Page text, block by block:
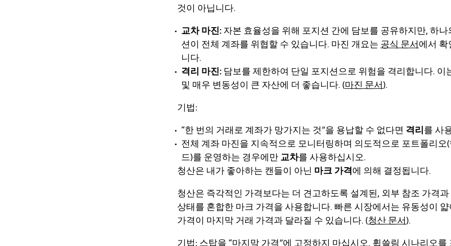
것이 아닙니다.
교차 마진: 자본 효율성을 위해 포지션 간에 담보를 공유하지만, 하나
션이 전체 계좌를 위협할 수 있습니다. 마진 개요는 공식 문서에서 확
니다.
격리 마진: 담보를 제한하여 단일 포지션으로 위험을 격리합니다. 이
및 매우 변동성이 큰 자산에 더 좋습니다. (마진 문서).
기법:
“한 번의 거래로 계좌가 망가지는 것”을 용납할 수 없다면 격리를 사
전체 계좌 마진을 지속적으로 모니터링하며 의도적으로 포트폴리오
드)를 운영하는 경우에만 교차를 사용하십시오.
청산은 내가 좋아하는 캔들이 아닌 마크 가격에 의해 결정됩니다.
청산은 즉각적인 가격보다는 더 견고하도록 설계된, 외부 참조 가격과
상태를 혼합한 마크 가격을 사용합니다. 빠른 시장에서는 유동성이
가격이 마지막 거래 가격과 달라질 수 있습니다. (청산 문서).
기법: 스탑을 “마지막 가격”에 고정하지 마십시오. 휩쓸림 시나리오를